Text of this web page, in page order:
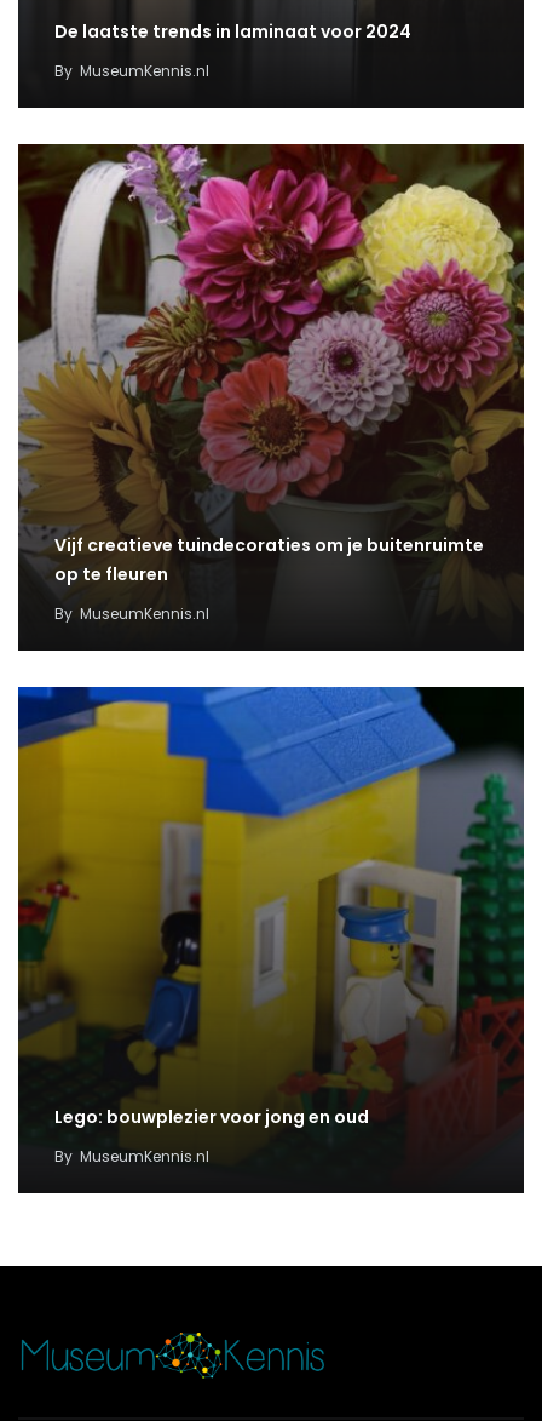
De laatste trends in laminaat voor 2024
By MuseumKennis.nl
Vijf creatieve tuindecoraties om je buitenruimte
op te fleuren
By MuseumKennis.nl
Lego: bouwplezier voor jong en oud
By MuseumKennis.nl